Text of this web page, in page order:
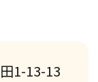
1-13-13